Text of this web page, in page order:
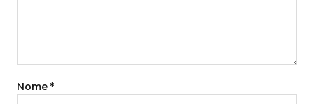
Nome *